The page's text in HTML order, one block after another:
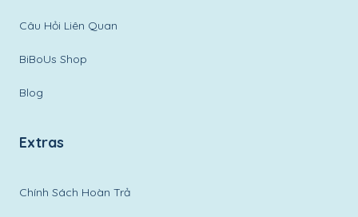
Câu Hỏi Liên Quan
BiBoUs Shop
Blog
Extras
Chính Sách Hoàn Trả